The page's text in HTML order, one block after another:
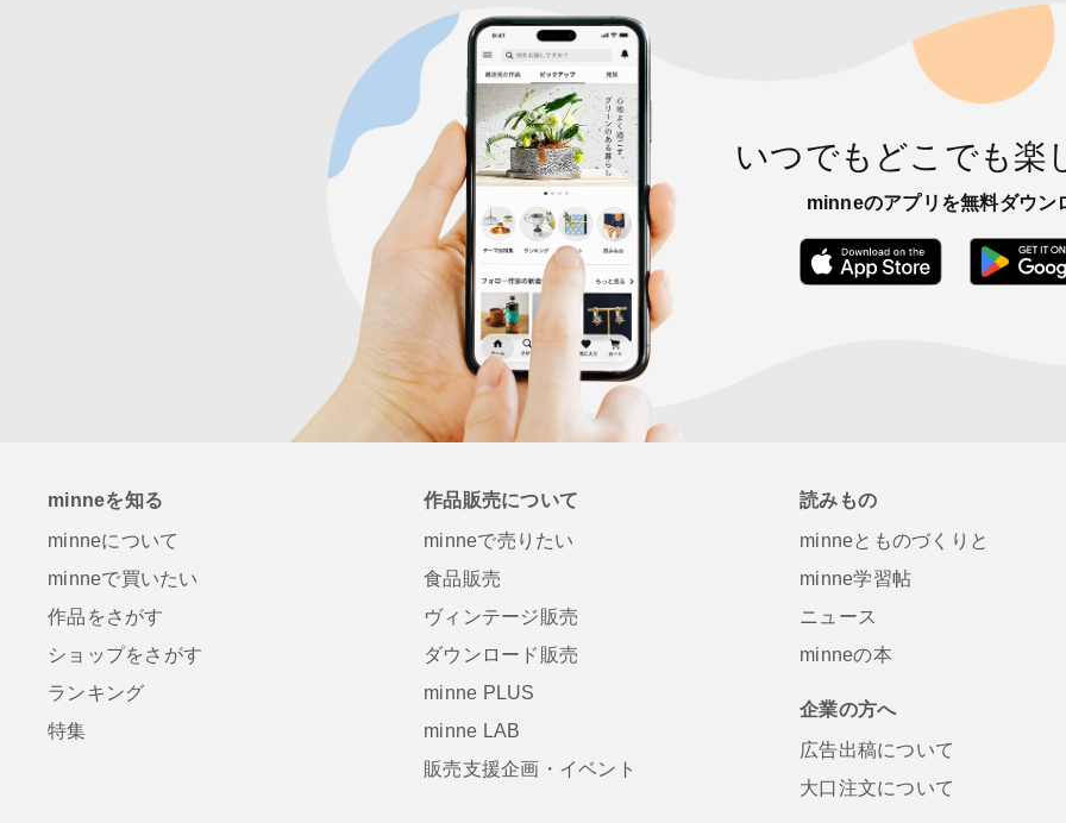
いつでもどこでも楽
minneのアプリを無料ダウン
App Store か
minneを知る
minneについて
minneで買いたい
作品をさがす
ショップをさがす
ランキング
特集
作品販売について
minneで売りたい
食品販売
ヴィンテージ販売
ダウンロード販売
minne PLUS
minne LAB
販売支援企画・イベント
読みもの
minneとものづくりと
minne学習帖
ニュース
minneの本
企業の方へ
広告出稿について
大口注文について